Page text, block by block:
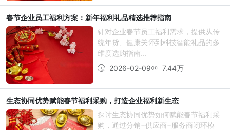
春节企业员工福利方案：新年福利礼品精选推荐指南
针对企业春节员工福利需求，提供从传
统年货、健康关怀到科技智能礼品的多
维度选购指南...
2026-02-09
7.44万
生态协同优势赋能春节福利采购，打造企业福利新生态
探讨生态协同优势如何赋能春节福利采
购，通过分销+供应商+服务商闭环模